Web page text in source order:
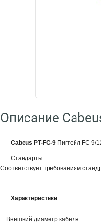
Описание
Cabeus PT-FC-9 Пигтейл FC 9/
Стандарты:
Соответствует требованиям
Характеристики
Внешний диаметр кабеля